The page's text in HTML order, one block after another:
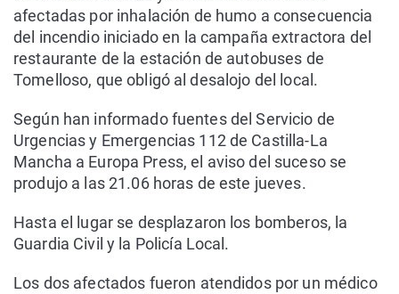
afectadas por inhalación de humo a consecuencia
del incendio iniciado en la campaña extractora del
restaurante de la estación de autobuses de
Tomelloso, que obligó al desalojo del local.
Según han informado fuentes del Servicio de
Urgencias y Emergencias 112 de Castilla-La
Mancha a Europa Press, el aviso del suceso se
produjo a las 21.06 horas de este jueves.
Hasta el lugar se desplazaron los bomberos, la
Guardia Civil y la Policía Local.
Los dos afectados fueron atendidos por un médico